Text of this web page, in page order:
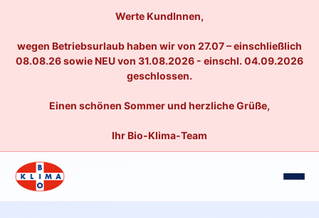
Werte KundInnen,
wegen Betriebsurlaub haben wir von 27.07 – einschließlich
08.08.26 sowie NEU von 31.08.2026 - einschl. 04.09.2026
geschlossen.
Einen schönen Sommer und herzliche Grüße,
Ihr Bio-Klima-Team